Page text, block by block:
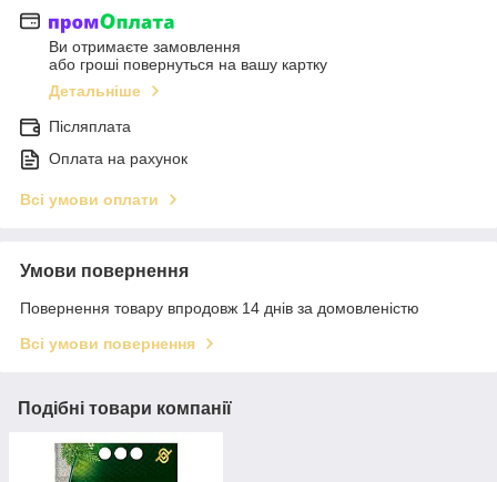
Ви отримаєте замовлення
або гроші повернуться на вашу картку
Детальніше
Післяплата
Оплата на рахунок
Всі умови оплати
Умови повернення
Повернення товару впродовж 14 днів за домовленістю
Всі умови повернення
Подібні товари компанії